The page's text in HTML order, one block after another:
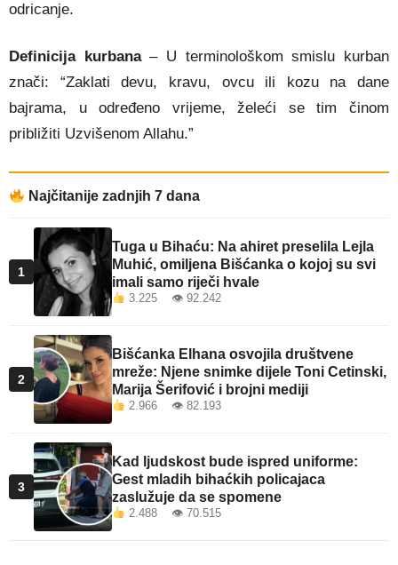
odricanje.
Definicija kurbana– U terminološkom smislu kurban
znači: “Zaklati devu, kravu, ovcu ili kozu na dane
bajrama, u određeno vrijeme, želeći se tim činom
približiti Uzvišenom Allahu.”
Najčitanije zadnjih 7 dana
1
Tuga u Bihaću: Na ahiret preselila Lejla
Muhić, omiljena Bišćanka o kojoj su svi
imali samo riječi hvale
3.225 👁 92.242
2
Bišćanka Elhana osvojila društvene
mreže: Njene snimke dijele Toni Cetinski,
Marija Šerifović i brojni mediji
2.966 👁 82.193
3
Kad ljudskost bude ispred uniforme:
Gest mladih bihaćkih policajaca
zaslužuje da se spomene
2.488 👁 70.515